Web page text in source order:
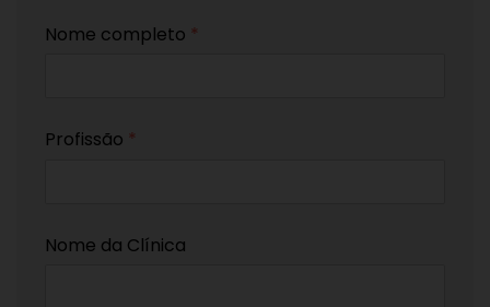
Nome completo *
Profissão *
Nome da Clínica